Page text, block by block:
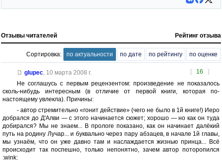
Отзывы читателей Рейтинг отзыва
Сортировка: по актуальности по дате по рейтингу по оценке
[ 16 ]
glupec, 10 марта 2008 г.
Не соглашусь с первым рецензентом: произведение не показалось
сколь-нибудь интересным (в отличие от первой книги, которая по-
настоящему увлекла). Причины:
- автор стремительно «гонит действие» (чего не было в 1й книге!) Иеро
добрался до Д'Алви — с этого начинается сюжет; хорошо — но как он туда
добирался? Мы не знаем... В прологе показано, как он начинает далёкий
путь на родину Лучар... и буквально через пару абзацев, в начале 1й главы,
мы узнаём, что он уже давно там и наслаждается жизнью принца... Всё
происходит так поспешно, только непонятно, зачем автор поторопился
:wink: